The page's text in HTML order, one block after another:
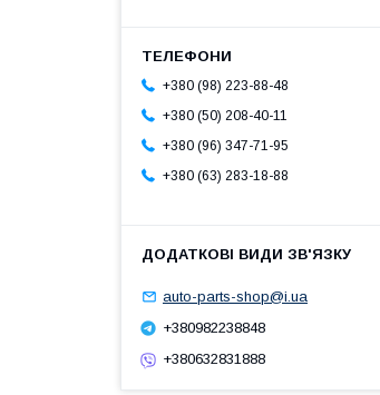
+380 (98) 223-88-48
+380 (50) 208-40-11
+380 (96) 347-71-95
+380 (63) 283-18-88
auto-parts-shop@i.ua
+380982238848
+380632831888